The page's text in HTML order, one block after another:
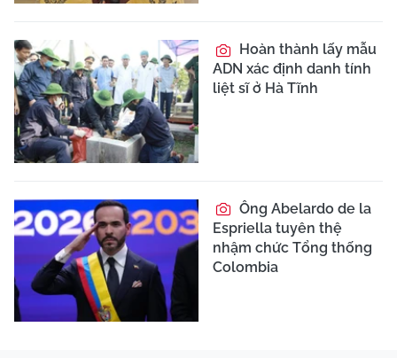
Hoàn thành lấy mẫu
ADN xác định danh tính
liệt sĩ ở Hà Tĩnh
Ông Abelardo de la
Espriella tuyên thệ
nhậm chức Tổng thống
Colombia